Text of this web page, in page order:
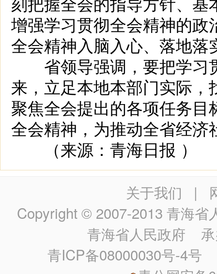
增强学习贯彻全会精神的
全会精神入脑入心、落地落
省领导强调，要把学习
来，立足本地本部门实际
聚焦全会提出的各项任务
全会精神，为推动全省经
（来源：青海日报 ）
关于我们 |
Copyright © 2007-2013 青海省
青海省人民政府 承
青ICP备08000030号-4号